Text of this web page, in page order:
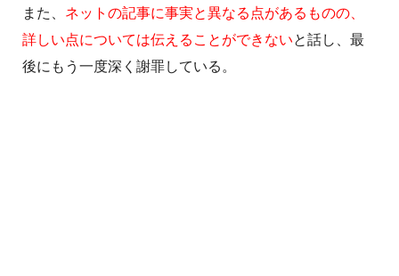
また、 ネットの記事に事実と異なる点があるものの、
詳しい点については伝えることができないと話し、最
後にもう一度深く謝罪している。